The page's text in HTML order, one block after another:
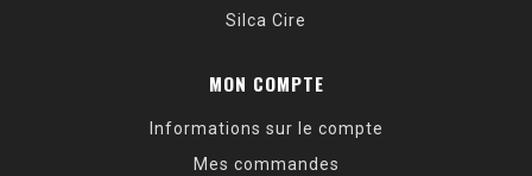
Silca Cire
MON COMPTE
Informations sur le compte
Mes commandes